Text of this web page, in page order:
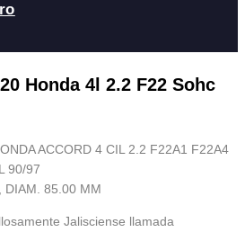
Honda 4l 2.2 F22 Sohc
ACCORD 4 CIL 2.2 F22A1 F22A4
90/97
DIAM. 85.00 MM
Jalisciense llamada